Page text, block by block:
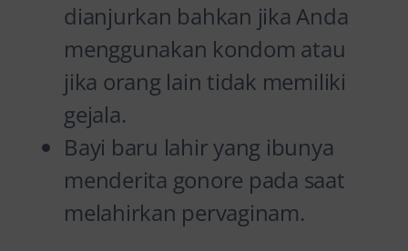
dianjurkan bahkan jika Anda
menggunakan kondom atau
jika orang lain tidak memiliki
gejala.
Bayi baru lahir yang ibunya
menderita gonore pada saat
melahirkan pervaginam.